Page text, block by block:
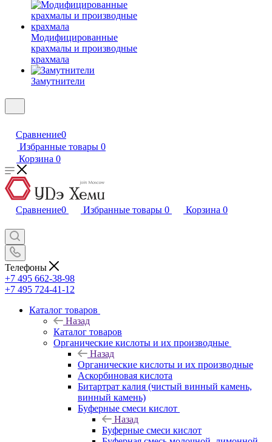
Модифицированные
крахмалы и производные
крахмала
Замутнители
Сравнение0
Избранные товары 0
Корзина 0
Сравнение0 Избранные товары 0 Корзина 0
Телефоны
+7 495 662-38-98
+7 495 724-41-12
Каталог товаров
Назад
Каталог товаров
Органические кислоты и их производные
Назад
Органические кислоты и их производные
Аскорбиновая кислота
Битартрат калия (чистый винный камень,
винный камень)
Буферные смеси кислот
Назад
Буферные смеси кислот